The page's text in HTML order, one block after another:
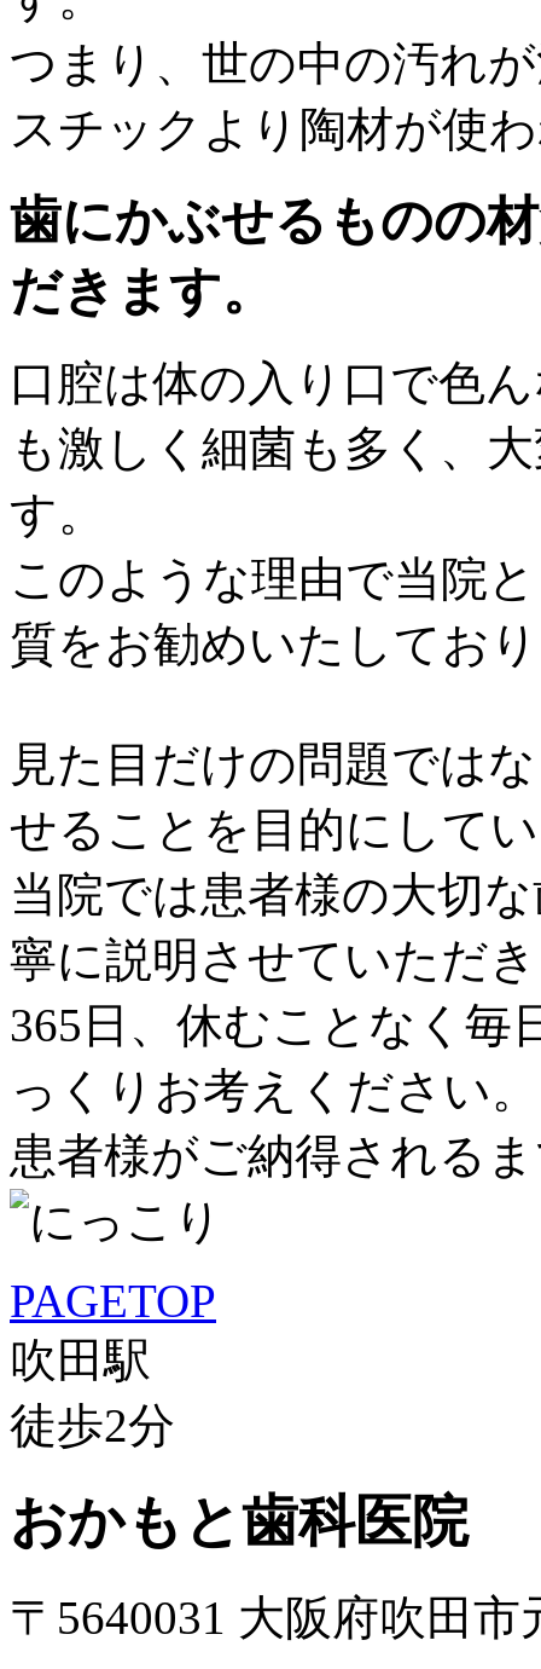
つまり、世の中の汚れ
スチックより陶材が使
歯にかぶせるものの
だきます。
口腔は体の入り口で色
も激しく細菌も多く、
す。
このような理由で当院
質をお勧めいたしてお
見た目だけの問題では
せることを目的にして
当院では患者様の大切
寧に説明させていただ
365日、休むことなく毎
っくりお考えください。
患者様がご納得される
PAGETOP
吹田駅
徒歩2分
おかもと歯科医院
〒5640031 大阪府吹田